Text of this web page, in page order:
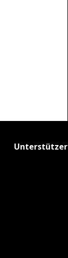
Unterstützer